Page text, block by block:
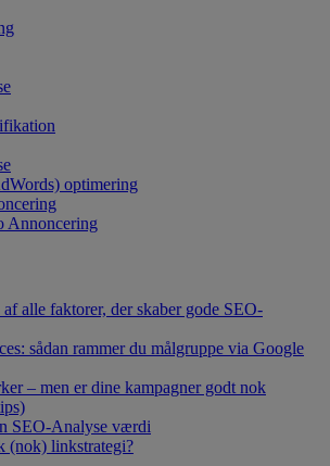
optimering
Annoncering
alle faktorer, der skaber gode SEO-
sådan rammer du målgruppe via Google
– men er dine kampagner godt nok
SEO-Analyse værdi
(nok) linkstrategi?